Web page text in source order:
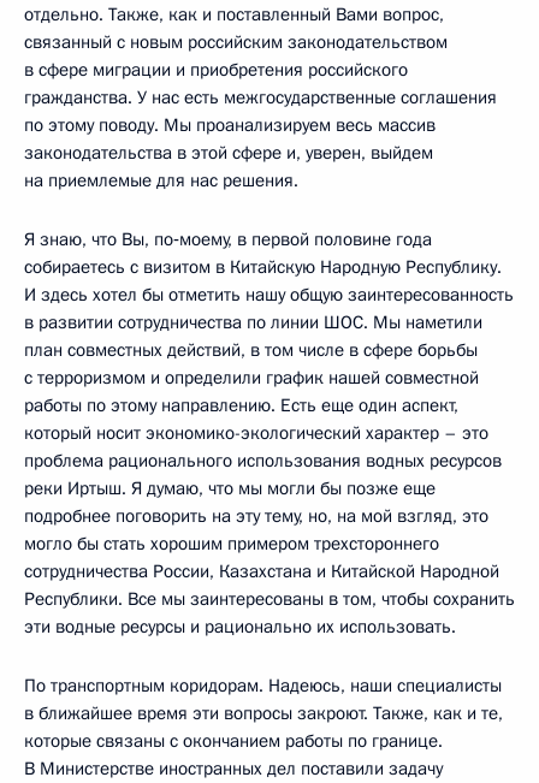
отдельно. Также, как и поставленный Вами вопрос,
связанный с новым российским законодательством
в сфере миграции и приобретения российского
гражданства. У нас есть межгосударственные соглашения
по этому поводу. Мы проанализируем весь массив
законодательства в этой сфере и, уверен, выйдем
на приемлемые для нас решения.
Я знаю, что Вы, по‑моему, в первой половине года
собираетесь с визитом в Китайскую Народную Республику.
И здесь хотел бы отметить нашу общую заинтересованность
в развитии сотрудничества по линии ШОС. Мы наметили
план совместных действий, в том числе в сфере борьбы
с терроризмом и определили график нашей совместной
работы по этому направлению. Есть еще один аспект,
который носит экономико-экологический характер – это
проблема рационального использования водных ресурсов
реки Иртыш. Я думаю, что мы могли бы позже еще
подробнее поговорить на эту тему, но, на мой взгляд, это
могло бы стать хорошим примером трехстороннего
сотрудничества России, Казахстана и Китайской Народной
Республики. Все мы заинтересованы в том, чтобы сохранить
эти водные ресурсы и рационально их использовать.
По транспортным коридорам. Надеюсь, наши специалисты
в ближайшее время эти вопросы закроют. Также, как и те,
которые связаны с окончанием работы по границе.
В Министерстве иностранных дел поставили задачу